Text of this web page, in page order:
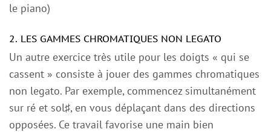
le piano)
2. LES GAMMES CHROMATIQUES NON LEGATO
Un autre exercice très utile pour les doigts « qui se
cassent » consiste à jouer des gammes chromatiques
non legato. Par exemple, commencez simultanément
sur ré et sol♯, en vous déplaçant dans des directions
opposées. Ce travail favorise une main bien